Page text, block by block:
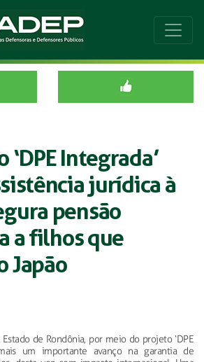
‘DPE Integrada’
jurídica à
pensão
a filhos que
Japão
de Rondônia, por meio do projeto ‘DPE
mais um importante avanço na garantia de